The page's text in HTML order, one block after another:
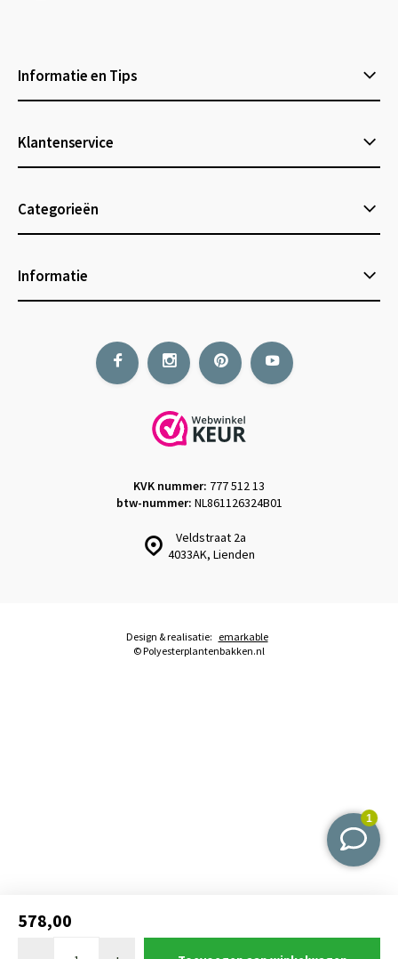
578,00
Informatie en Tips
Klantenservice
Categorieën
Informatie
Veldstraat 2a
4033AK, Lienden
KVK nummer: 777 512 13
btw-nummer: NL861126324B01
© Polyesterplantenbakken.nl
Design & realisatie: emarkable